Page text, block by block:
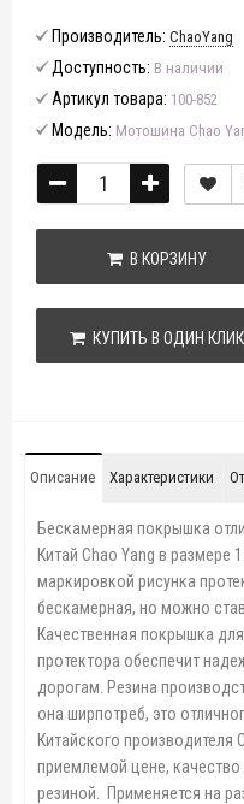
Производитель: ChaoYang
Доступность: В наличии
Артикул товара: 100-852
Модель: Мотошина Chao
В КОРЗИНУ
КУПИТЬ В ОДИН КЛИК
Описание Характеристики
Бескамерная покрышка
Китай Chao Yang в размере
маркировкой рисунка
бескамерная, но можно
Качественная покрышка
протектора обеспечит
дорогам. Резина
она ширпотреб, это
Китайского производителя
приемлемой цене,
резиной. Применяется на